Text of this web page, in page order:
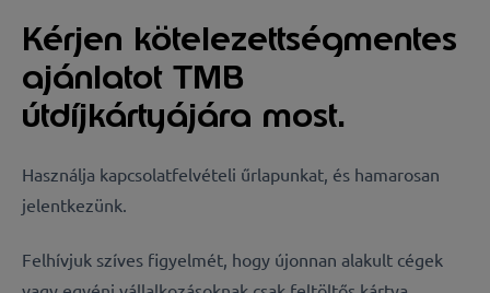
Kérjen kötelezettségmentes
ajánlatot TMB
útdíjkártyájára most.
Használja kapcsolatfelvételi űrlapunkat, és hamarosan
jelentkezünk.
Felhívjuk szíves figyelmét, hogy újonnan alakult cégek